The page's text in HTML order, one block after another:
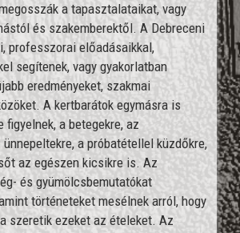
a tapasztalataikat, vagy
és szakemberektől. A Debreceni
professzorai előadásaikkal,
segítenek, vagy gyakorlatban
eredményeket, szakmai
A kertbarátok egymásra is
figyelnek, a betegekre, az
ünnepeltekre, a próbatétellel küzdőkre,
az egészen kicsikre is. Az
és gyümölcsbemutatókat
történeteket mesélnek arról, hogy
szeretik ezeket az ételeket. Az